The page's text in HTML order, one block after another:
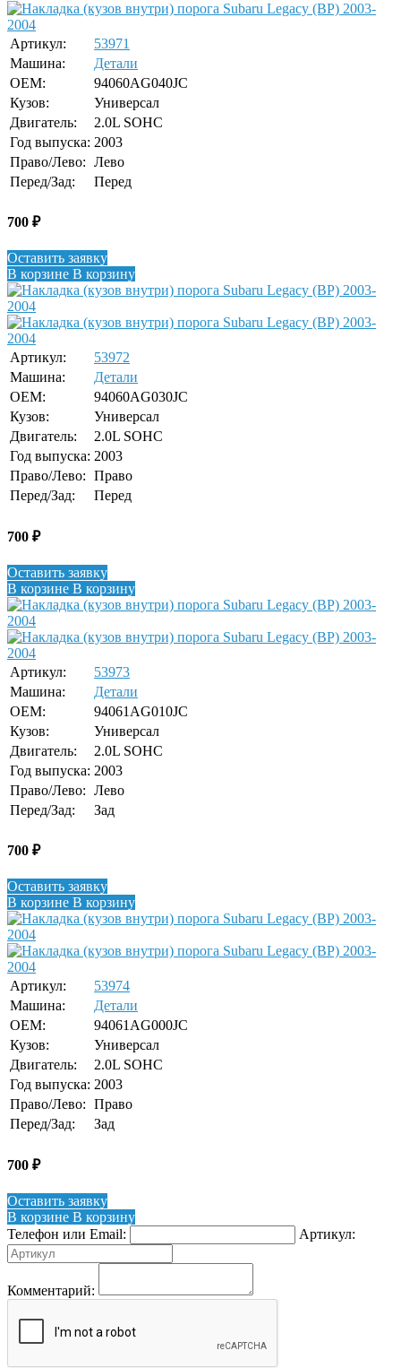
Артикул:
53971
Машина:
Детали
OEM:
94060AG040JC
Кузов:
Универсал
Двигатель:
2.0L SOHC
Год выпуска: 2003
Право/Лево: Лево
Перед/Зад:
Перед
700 ₽
Оставить заявку
В корзине В корзину
Артикул:
53972
Машина:
Детали
OEM:
94060AG030JC
Кузов:
Универсал
Двигатель:
2.0L SOHC
Год выпуска: 2003
Право/Лево: Право
Перед/Зад:
Перед
700 ₽
Оставить заявку
В корзине В корзину
Артикул:
53973
Машина:
Детали
OEM:
94061AG010JC
Кузов:
Универсал
Двигатель:
2.0L SOHC
Год выпуска: 2003
Право/Лево: Лево
Перед/Зад:
Зад
700 ₽
Оставить заявку
В корзине В корзину
Артикул:
53974
Машина:
Детали
OEM:
94061AG000JC
Кузов:
Универсал
Двигатель:
2.0L SOHC
Год выпуска: 2003
Право/Лево: Право
Перед/Зад:
Зад
700 ₽
Оставить заявку
В корзине В корзину
Телефон или Email:
Артикул:
Комментарий: